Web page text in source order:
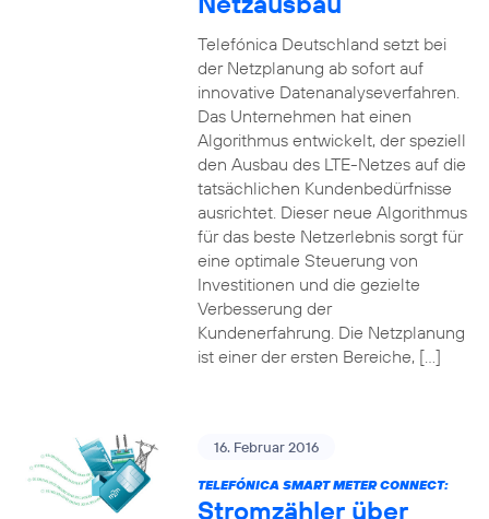
Telefónica Deutschland setzt bei
der Netzplanung ab sofort auf
innovative Datenanalyseverfahren.
Das Unternehmen hat einen
Algorithmus entwickelt, der speziell
den Ausbau des LTE-Netzes auf die
tatsächlichen Kundenbedürfnisse
ausrichtet. Dieser neue Algorithmus
für das beste Netzerlebnis sorgt für
eine optimale Steuerung von
Investitionen und die gezielte
Verbesserung der
Kundenerfahrung. Die Netzplanung
ist einer der ersten Bereiche, […]
16. Februar 2016
TELEFÓNICA SMART METER CONNECT:
Stromzähler über